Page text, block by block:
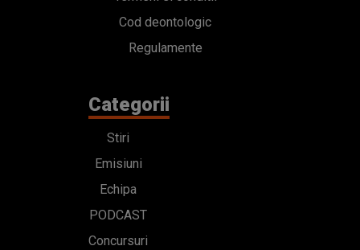
Cod deontologic
Regulamente
Categorii
Stiri
Emisiuni
Echipa
PODCAST
Concursuri